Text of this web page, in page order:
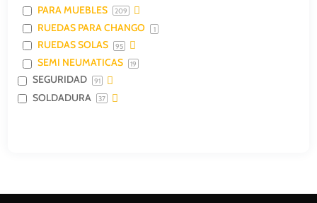
PARA MUEBLES 209
RUEDAS PARA CHANGO 1
RUEDAS SOLAS 95
SEMI NEUMATICAS 19
SEGURIDAD 91
SOLDADURA 37